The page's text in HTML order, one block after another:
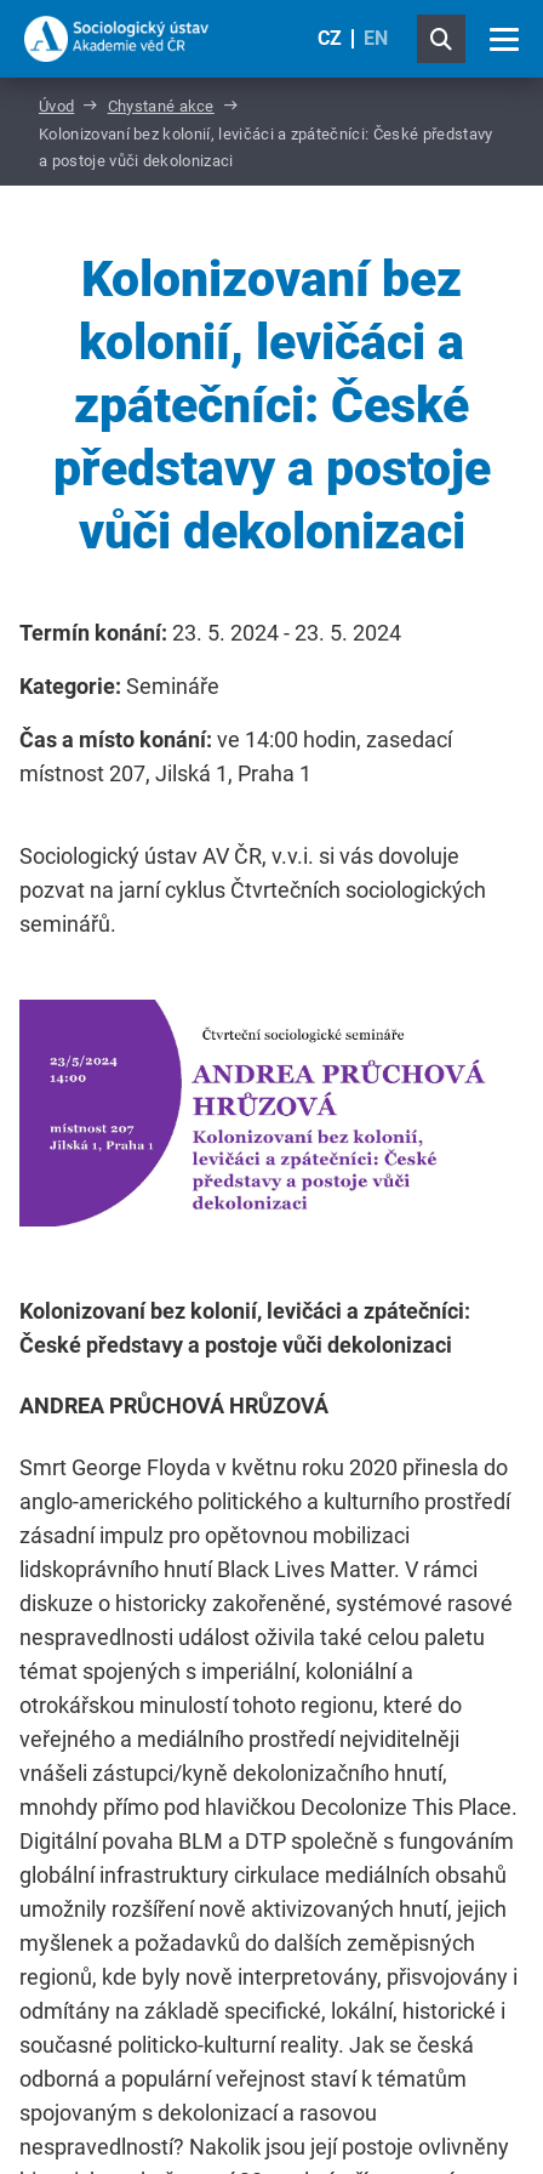
CZ EN
Úvod
Chystané akce
Kolonizovaní bez kolonií, levičáci a zpátečníci: České představy
a postoje vůči dekolonizaci
Kolonizovaní bez
kolonií, levičáci a
zpátečníci: České
představy a postoje
vůči dekolonizaci
Termín konání: 23. 5. 2024 - 23. 5. 2024
Kategorie: Semináře
Čas a místo konání: ve 14:00 hodin, zasedací
místnost 207, Jilská 1, Praha 1
Sociologický ústav AV ČR, v.v.i. si vás dovoluje
pozvat na jarní cyklus Čtvrtečních sociologických
seminářů.
Kolonizovaní bez kolonií, levičáci a zpátečníci:
České představy a postoje vůči dekolonizaci
ANDREA PRŮCHOVÁ HRŮZOVÁ
Smrt George Floyda v květnu roku 2020 přinesla do
anglo-amerického politického a kulturního prostředí
zásadní impulz pro opětovnou mobilizaci
lidskoprávního hnutí Black Lives Matter. V rámci
diskuze o historicky zakořeněné, systémové rasové
nespravedlnosti událost oživila také celou paletu
témat spojených s imperiální, koloniální a
otrokářskou minulostí tohoto regionu, které do
veřejného a mediálního prostředí nejviditelněji
vnášeli zástupci/kyně dekolonizačního hnutí,
mnohdy přímo pod hlavičkou Decolonize This Place.
Digitální povaha BLM a DTP společně s fungováním
globální infrastruktury cirkulace mediálních obsahů
umožnily rozšíření nově aktivizovaných hnutí, jejich
myšlenek a požadavků do dalších zeměpisných
regionů, kde byly nově interpretovány, přisvojovány i
odmítány na základě specifické, lokální, historické i
současné politicko-kulturní reality. Jak se česká
odborná a populární veřejnost staví k tématům
spojovaným s dekolonizací a rasovou
nespravedlností? Nakolik jsou její postoje ovlivněny